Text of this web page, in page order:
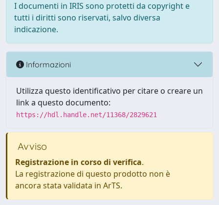
I documenti in IRIS sono protetti da copyright e
tutti i diritti sono riservati, salvo diversa
indicazione.
Informazioni
Utilizza questo identificativo per citare o creare un
link a questo documento:
https://hdl.handle.net/11368/2829621
Avviso
Registrazione in corso di verifica.
La registrazione di questo prodotto non è
ancora stata validata in ArTS.